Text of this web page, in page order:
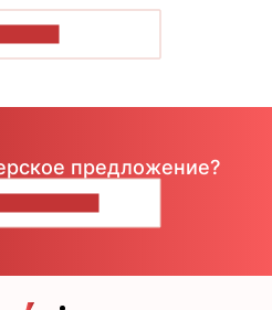
предложение?